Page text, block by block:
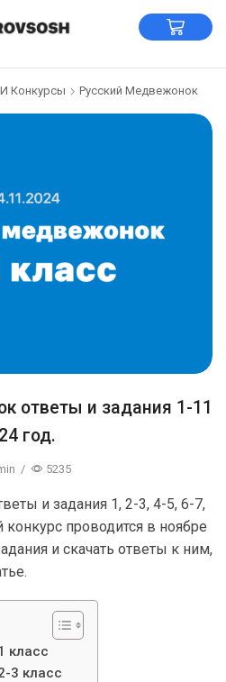
Конкурсы Русский Медвежонок
ответы и задания 1-11
год.
/ 5235
и задания 1, 2-3, 4-5, 6-7,
проводится в ноябре
и скачать ответы к ним,
класс
3 класс